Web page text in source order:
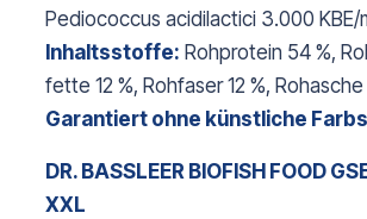
Pediococcus acidilactici 3.000 KBE/
Inhaltsstoffe: Rohprotein 54 %,
fette 12 %, Rohfaser 12 %, Rohasche
Garantiert ohne künstliche
DR. BASSLEER BIOFISH FOOD
XXL